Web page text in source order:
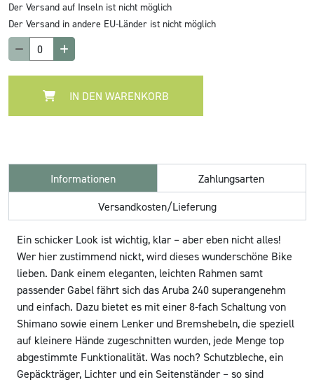
Der Versand auf Inseln ist nicht möglich
Der Versand in andere EU-Länder ist nicht möglich
IN DEN WARENKORB
Informationen
Zahlungsarten
Versandkosten/Lieferung
Ein schicker Look ist wichtig, klar – aber eben nicht alles!
Wer hier zustimmend nickt, wird dieses wunderschöne Bike
lieben. Dank einem eleganten, leichten Rahmen samt
passender Gabel fährt sich das Aruba 240 superangenehm
und einfach. Dazu bietet es mit einer 8-fach Schaltung von
Shimano sowie einem Lenker und Bremshebeln, die speziell
auf kleinere Hände zugeschnitten wurden, jede Menge top
abgestimmte Funktionalität. Was noch? Schutzbleche, ein
Gepäckträger, Lichter und ein Seitenständer – so sind